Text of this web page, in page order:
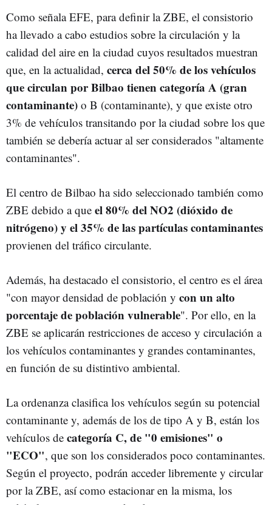
Como señala EFE, para definir la ZBE, el consistorio
ha llevado a cabo estudios sobre la circulación y la
calidad del aire en la ciudad cuyos resultados muestran
que, en la actualidad, cerca del 50% de los vehículos
que circulan por Bilbao tienen categoría A (gran
contaminante) o B (contaminante), y que existe otro
3% de vehículos transitando por la ciudad sobre los que
también se debería actuar al ser considerados "altamente
contaminantes".
El centro de Bilbao ha sido seleccionado también como
ZBE debido a que el 80% del NO2 (dióxido de
nitrógeno) y el 35% de las partículas contaminantes
provienen del tráfico circulante.
Además, ha destacado el consistorio, el centro es el área
"con mayor densidad de población y con un alto
porcentaje de población vulnerable". Por ello, en la
ZBE se aplicarán restricciones de acceso y circulación a
los vehículos contaminantes y grandes contaminantes,
en función de su distintivo ambiental.
La ordenanza clasifica los vehículos según su potencial
contaminante y, además de los de tipo A y B, están los
vehículos de categoría C, de "0 emisiones" o
"ECO", que son los considerados poco contaminantes.
Según el proyecto, podrán acceder libremente y circular
por la ZBE, así como estacionar en la misma, los